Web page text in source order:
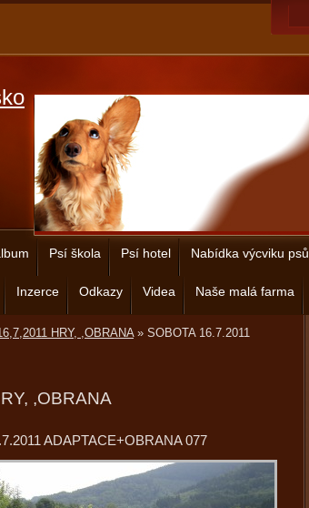
Psí škola Psí hotel Nabídka výcviku psů
Inzerce Odkazy Videa Naše malá farma
HRY, ,OBRANA» SOBOTA 16.7.2011
,OBRANA
ADAPTACE+OBRANA 077